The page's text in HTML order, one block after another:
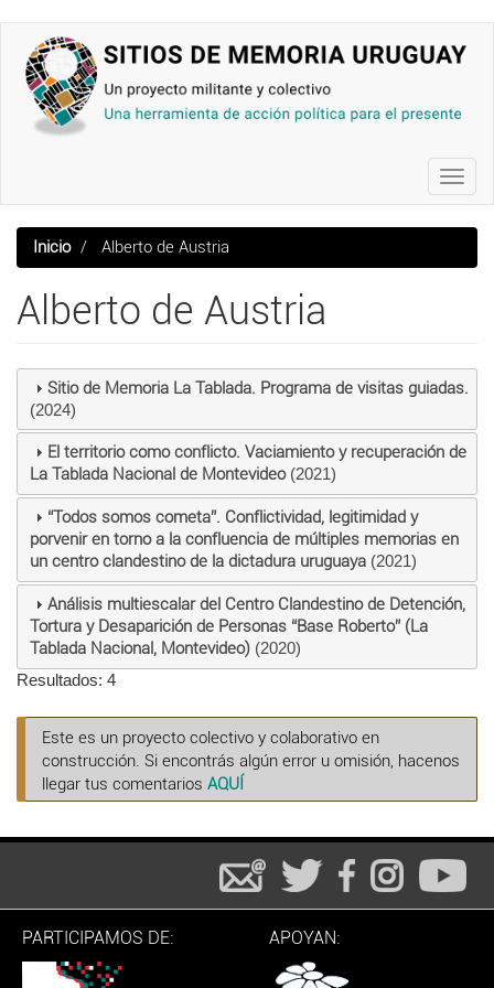
contenido
principal
Inicio Alberto de Austria
Alberto de Austria
Sitio de Memoria La Tablada. Programa de visitas guiadas.
(2024)
El territorio como conflicto. Vaciamiento y recuperación de
La Tablada Nacional de Montevideo(2021)
“Todos somos cometa”. Conflictividad, legitimidad y
porvenir en torno a la confluencia de múltiples memorias en
un centro clandestino de la dictadura uruguaya(2021)
Análisis multiescalar del Centro Clandestino de Detención,
Tortura y Desaparición de Personas “Base Roberto” (La
Tablada Nacional, Montevideo)(2020)
Resultados: 4
Este es un proyecto colectivo y colaborativo en
construcción. Si encontrás algún error u omisión, hacenos
llegar tus comentarios AQUÍ
PARTICIPAMOS DE: APOYAN: